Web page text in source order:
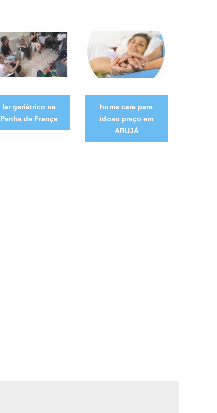
lar geriátrico na
Penha de França
home care para
idoso preço em
ARUJÁ